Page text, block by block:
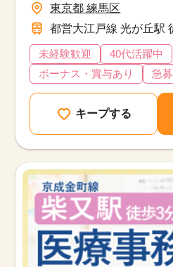
東京都 練馬区
都営大江戸線 光が丘駅
未経験歓迎
40代活躍中
ボーナス・賞与あり
急募
キープする